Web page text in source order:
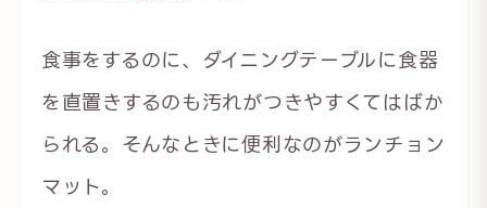
食事をするのに、ダイニングテーブルに食器
を直置きするのも汚れがつきやすくてはばか
られる。そんなときに便利なのがランチョン
マット。